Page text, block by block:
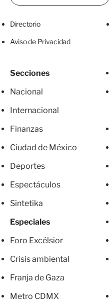
Directorio
Aviso de Privacidad
Secciones
Nacional
Internacional
Finanzas
Ciudad de México
Deportes
Espectáculos
Sintetika
Especiales
Foro Excélsior
Crisis ambiental
Franja de Gaza
Metro CDMX